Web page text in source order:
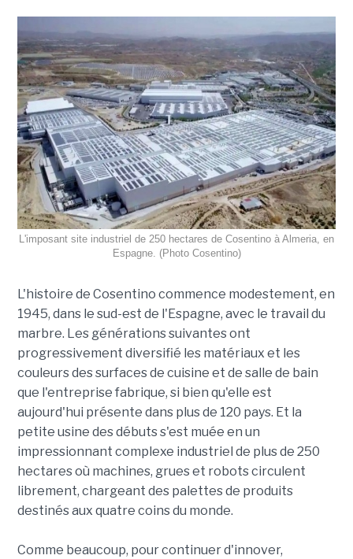
L'imposant site industriel de 250 hectares de Cosentino à Almeria, en
Espagne. (Photo Cosentino)
L'histoire de Cosentino commence modestement, en
1945, dans le sud-est de l'Espagne, avec le travail du
marbre. Les générations suivantes ont
progressivement diversifié les matériaux et les
couleurs des surfaces de cuisine et de salle de bain
que l'entreprise fabrique, si bien qu'elle est
aujourd'hui présente dans plus de 120 pays. Et la
petite usine des débuts s'est muée en un
impressionnant complexe industriel de plus de 250
hectares où machines, grues et robots circulent
librement, chargeant des palettes de produits
destinés aux quatre coins du monde.
Comme beaucoup, pour continuer d'innover,